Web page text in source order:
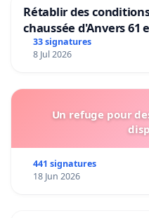
Rétablir des
chaussée d'Anvers 61
33 signatures
8 Jul 2026
Un refuge pour
441 signatures
18 Jun 2026